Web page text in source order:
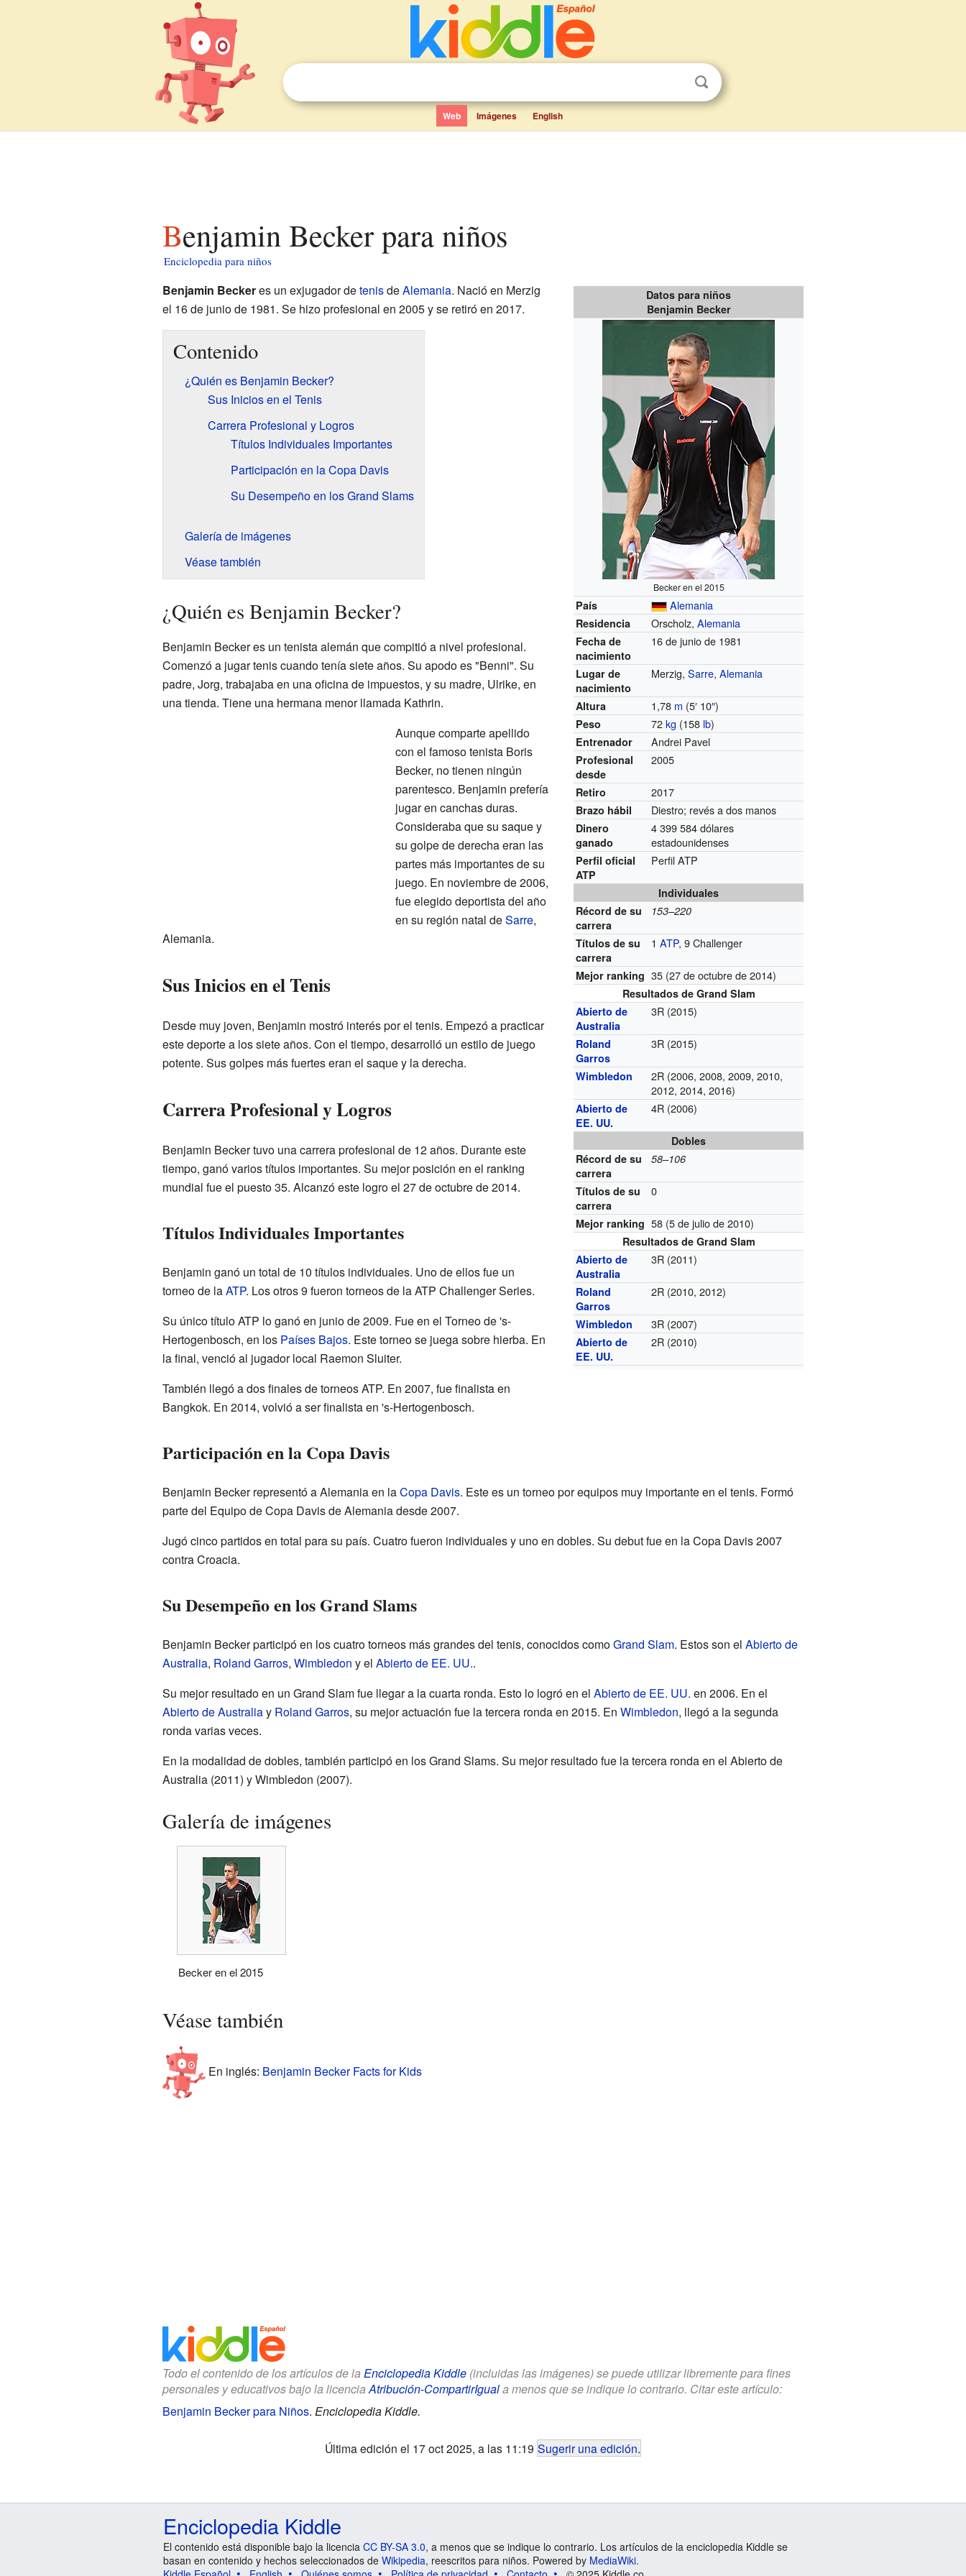
Web Imágenes English
Benjamin Becker para niños
Enciclopedia para niños
Datos para niños
Benjamin Becker
Becker en el 2015
País Alemania
Residencia Orscholz,Alemania
Fecha de
nacimiento
16 de junio de 1981
Lugar de
nacimiento
Merzig,Sarre,Alemania
Altura 1,78 m (5′ 10″)
Peso 72kg (158 lb)
Entrenador Andrei Pavel
Profesional
desde
2005
Retiro 2017
Brazo hábil Diestro; revés a dos manos
Dinero
ganado
4 399 584 dólares
estadounidenses
Perfil oficial
ATP
Perfil ATP
Individuales
Récord de su
carrera
153–220
Títulos de su
carrera
1ATP, 9 Challenger
Mejor ranking 35 (27 de octubre de 2014)
Resultados de Grand Slam
Abierto de
Australia
3R (2015)
Roland
Garros
3R (2015)
Wimbledon
2R (2006, 2008, 2009, 2010,
2012, 2014, 2016)
Abierto de
EE. UU.
4R (2006)
Dobles
Récord de su
carrera
58–106
Títulos de su
carrera
0
Mejor ranking 58 (5 de julio de 2010)
Resultados de Grand Slam
Abierto de
Australia
3R (2011)
Roland
Garros
2R (2010, 2012)
Wimbledon 3R (2007)
Abierto de
EE. UU.
2R (2010)
Benjamin Beckeres un exjugador detenisdeAlemania. Nació en Merzig
el 16 de junio de 1981. Se hizo profesional en 2005 y se retiró en 2017.
Contenido
¿Quién es Benjamin Becker?
Sus Inicios en el Tenis
Carrera Profesional y Logros
Títulos Individuales Importantes
Participación en la Copa Davis
Su Desempeño en los Grand Slams
Galería de imágenes
Véase también
¿Quién es Benjamin Becker?
Benjamin Becker es un tenista alemán que compitió a nivel profesional.
Comenzó a jugar tenis cuando tenía siete años. Su apodo es "Benni". Su
padre, Jorg, trabajaba en una oficina de impuestos, y su madre, Ulrike, en
una tienda. Tiene una hermana menor llamada Kathrin.
Aunque comparte apellido
con el famoso tenista Boris
Becker, no tienen ningún
parentesco. Benjamin prefería
jugar en canchas duras.
Consideraba que su saque y
su golpe de derecha eran las
partes más importantes de su
juego. En noviembre de 2006,
fue elegido deportista del año
en su región natal deSarre,
Alemania.
Sus Inicios en el Tenis
Desde muy joven, Benjamin mostró interés por el tenis. Empezó a practicar
este deporte a los siete años. Con el tiempo, desarrolló un estilo de juego
potente. Sus golpes más fuertes eran el saque y la derecha.
Carrera Profesional y Logros
Benjamin Becker tuvo una carrera profesional de 12 años. Durante este
tiempo, ganó varios títulos importantes. Su mejor posición en el ranking
mundial fue el puesto 35. Alcanzó este logro el 27 de octubre de 2014.
Títulos Individuales Importantes
Benjamin ganó un total de 10 títulos individuales. Uno de ellos fue un
torneo de laATP. Los otros 9 fueron torneos de la ATP Challenger Series.
Su único título ATP lo ganó en junio de 2009. Fue en el Torneo de 's-
Hertogenbosch, en los Países Bajos. Este torneo se juega sobre hierba. En
la final, venció al jugador local Raemon Sluiter.
También llegó a dos finales de torneos ATP. En 2007, fue finalista en
Bangkok. En 2014, volvió a ser finalista en 's-Hertogenbosch.
Participación en la Copa Davis
Benjamin Becker representó a Alemania en laCopa Davis. Este es un torneo por equipos muy importante en el tenis. Formó
parte del Equipo de Copa Davis de Alemania desde 2007.
Jugó cinco partidos en total para su país. Cuatro fueron individuales y uno en dobles. Su debut fue en la Copa Davis 2007
contra Croacia.
Su Desempeño en los Grand Slams
Benjamin Becker participó en los cuatro torneos más grandes del tenis, conocidos comoGrand Slam. Estos son el Abierto de
Australia, Roland Garros, Wimbledon y el Abierto de EE. UU..
Su mejor resultado en un Grand Slam fue llegar a la cuarta ronda. Esto lo logró en el Abierto de EE. UU. en 2006. En el
Abierto de Australiay Roland Garros, su mejor actuación fue la tercera ronda en 2015. En Wimbledon, llegó a la segunda
ronda varias veces.
En la modalidad de dobles, también participó en los Grand Slams. Su mejor resultado fue la tercera ronda en el Abierto de
Australia (2011) y Wimbledon (2007).
Galería de imágenes
Becker en el 2015
Véase también
En inglés: Benjamin Becker Facts for Kids
Todo el contenido de los artículos de la Enciclopedia Kiddle(incluidas las imágenes) se puede utilizar libremente para fines
personales y educativos bajo la licencia Atribución-CompartirIguala menos que se indique lo contrario. Citar este artículo:
Benjamin Becker para Niños. Enciclopedia Kiddle.
Última edición el 17 oct 2025, a las 11:19 Sugerir una edición.
Enciclopedia Kiddle
El contenido está disponible bajo la licencia CC BY-SA 3.0, a menos que se indique lo contrario. Los artículos de la enciclopedia Kiddle se
basan en contenido y hechos seleccionados de Wikipedia, reescritos para niños. Powered by MediaWiki.